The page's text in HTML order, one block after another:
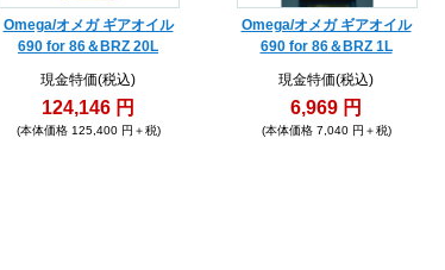
Omega/オメガ ギアオイル
690 for 86＆BRZ 20L
現金特価(税込)
124,146 円
(本体価格 125,400 円＋税)
Omega/オメガ ギアオイル
690 for 86＆BRZ 1L
現金特価(税込)
6,969 円
(本体価格 7,040 円＋税)